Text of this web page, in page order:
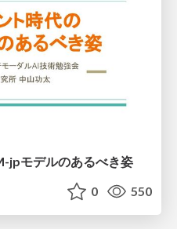
jpモデルのあるべき姿
0 550